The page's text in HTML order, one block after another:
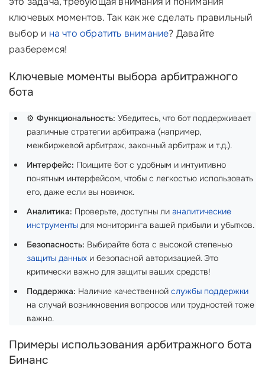
ключевых моментов. Так как же сделать правильный
выбор и на что обратить внимание? Давайте
разберемся!
Ключевые моменты выбора арбитражного
бота
⚙️ Функциональность: Убедитесь, что бот поддерживает
различные стратегии арбитража (например,
межбиржевой арбитраж, законный арбитраж и т.д.).
Интерфейс: Поищите бот с удобным и интуитивно
понятным интерфейсом, чтобы с легкостью использовать
его, даже если вы новичок.
Аналитика: Проверьте, доступны ли аналитические
инструменты для мониторинга вашей прибыли и убытков.
Безопасность: Выбирайте бота с высокой степенью
защиты данных и безопасной авторизацией. Это
критически важно для защиты ваших средств!
Поддержка: Наличие качественной службы поддержки
на случай возникновения вопросов или трудностей тоже
важно.
Примеры использования арбитражного бота
Бинанс